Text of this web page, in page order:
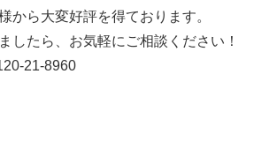
から大変好評を得ております。
したら、お気軽にご相談ください！
21-8960